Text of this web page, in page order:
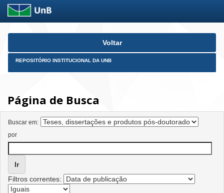
Skip
Voltar
REPOSITÓRIO INSTITUCIONAL DA UNB
Página de Busca
Buscar em:
por
Filtros correntes: